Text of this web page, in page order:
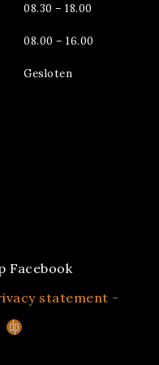
08.30 – 18.00
08.00 – 16.00
Gesloten
Facebook
statement -